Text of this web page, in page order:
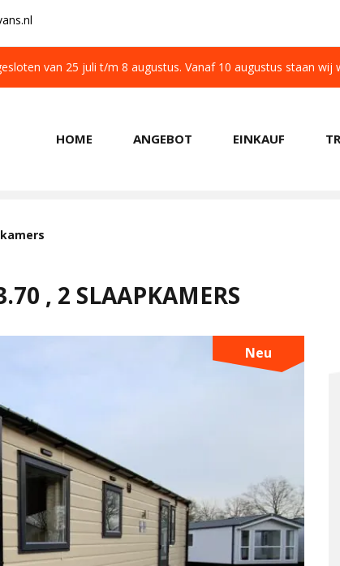
van 25 juli t/m 8 augustus. Vanaf 10 augustus staan wij
HOME ANGEBOT EINKAUF
, 2 SLAAPKAMERS
Neu